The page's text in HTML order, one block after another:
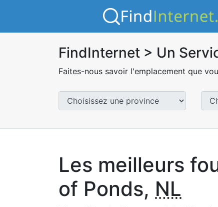
FindInternet > Un
Faites-nous savoir l'emplacement que
Les meilleurs
of Ponds, NL